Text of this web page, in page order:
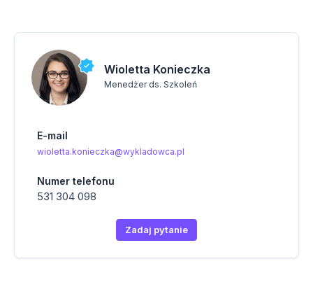
Wioletta Konieczka
Menedżer ds. Szkoleń
E-mail
wioletta.konieczka@wykladowca.pl
Numer telefonu
531 304 098
Zadaj pytanie